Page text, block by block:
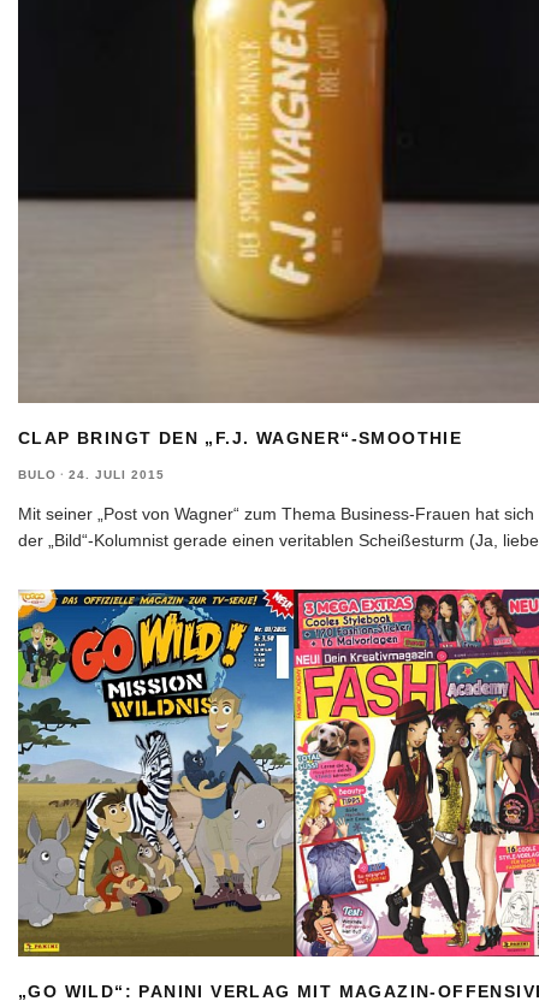
CLAP BRINGT DEN „F.J. WAGNER“-SMOOTHIE
BULO · 24. JULI 2015
Mit seiner „Post von Wagner“ zum Thema Business-Frauen hat sich
der „Bild“-Kolumnist gerade einen veritablen Scheißesturm (Ja, liebe
„GO WILD“: PANINI VERLAG MIT MAGAZIN-